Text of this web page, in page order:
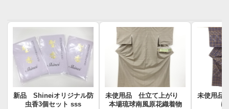
新品 Shineiオリジナル防
虫香3個セット sss
未使用品 仕立て上がり
本場琉球南風原花織着物
未使用品